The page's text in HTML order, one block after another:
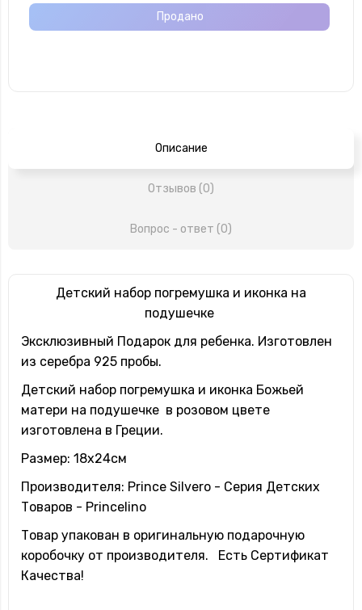
Продано
Описание
Отзывов (0)
Вопрос - ответ (0)
Детский набор погремушка и иконка на
подушечке
Эксклюзивный Подарок для ребенка. Изготовлен
из серебра 925 пробы.
Детский набор погремушка и иконка Божьей
матери на подушечке в розовом цвете
изготовлена в Греции.
Размер: 18х24см
Производителя: Prince Silvero - Серия Детских
Товаров - Princelino
Товар упакован в оригинальную подарочную
коробочку от производителя. Есть Сертификат
Качества!